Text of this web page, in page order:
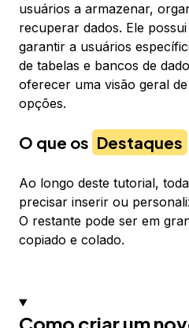
usuários a armazenar,
recuperar dados. Ele
garantir a usuários
de tabelas e bancos de
oferecer uma visão geral
opções.
O que os Destaques
Ao longo deste tutorial,
precisar inserir ou
O restante pode ser em
copiado e colado.